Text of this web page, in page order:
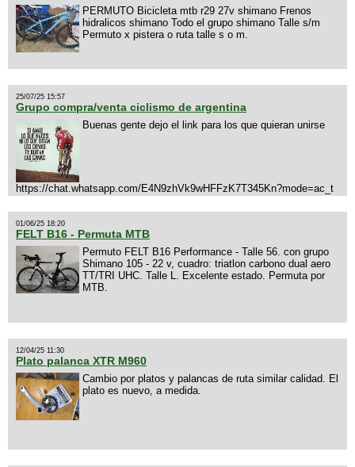
PERMUTO Bicicleta mtb r29 27v shimano Frenos
hidralicos shimano Todo el grupo shimano Talle s/m
Permuto x pistera o ruta talle s o m.
25/07/25 15:57
Grupo compra/venta ciclismo de argentina
Buenas gente dejo el link para los que quieran unirse
https://chat.whatsapp.com/E4N9zhVk9wHFFzK7T345Kn?mode=ac_t
01/06/25 18:20
FELT B16 - Permuta MTB
Permuto FELT B16 Performance - Talle 56. con grupo
Shimano 105 - 22 v, cuadro: triatlon carbono dual aero
TT/TRI UHC. Talle L. Excelente estado. Permuta por
MTB.
12/04/25 11:30
Plato palanca XTR M960
Cambio por platos y palancas de ruta similar calidad. El
plato es nuevo, a medida.